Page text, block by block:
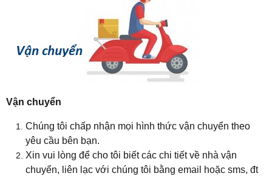
Vận chuyển
Chúng tôi chấp nhận mọi hình thức vận chuyển theo
yêu cầu bên bạn.
Xin vui lòng để cho tôi biết các chi tiết về nhà vận
chuyển, liên lạc với chúng tôi bằng email hoặc sms, đt